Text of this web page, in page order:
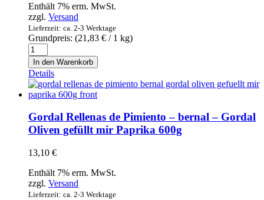
Enthält 7% erm. MwSt.
zzgl. Versand
Lieferzeit: ca. 2-3 Werktage
Grundpreis: (21,83 € / 1 kg)
Gordal
Rellenas
de
Pepino
sabor
anchoa
-
bernal
-
Oliven
Gurke
und
Sardellengeschmack
In den Warenkorb
Details
Gordal Rellenas de Pimiento – bernal – Gordal
Oliven gefüllt mir Paprika 600g
13,10 €
Enthält 7% erm. MwSt.
zzgl. Versand
Lieferzeit: ca. 2-3 Werktage